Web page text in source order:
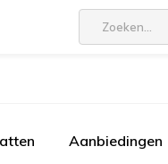
Aanbiedingen